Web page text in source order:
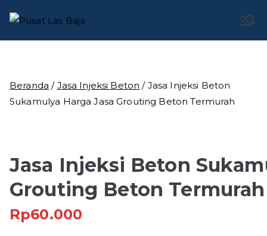
ke
konten
Pusat Bengkel Las Profesional di Indonesia
Beranda / Jasa Injeksi Beton / Jasa Injeksi Beton
Sukamulya Harga Jasa Grouting Beton Termurah
Jasa Injeksi Beton
Grouting Beton Termurah
Rp60.000